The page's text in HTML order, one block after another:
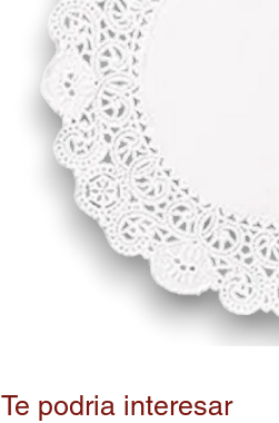
Te podria interesar